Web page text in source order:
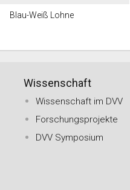
Blau-Weiß Lohne
Wissenschaft
Wissenschaft im DVV
Forschungsprojekte
DVV Symposium